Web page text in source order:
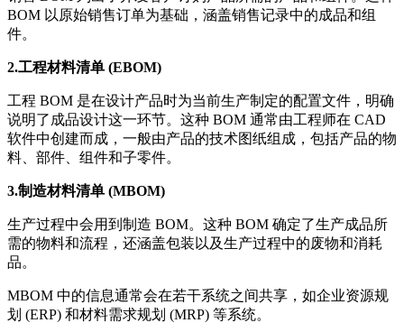
BOM 以原始销售订单为基础，涵盖销售记录中的成品和组
件。
2.工程材料清单 (EBOM)
工程 BOM 是在设计产品时为当前生产制定的配置文件，明确
说明了成品设计这一环节。这种 BOM 通常由工程师在 CAD
软件中创建而成，一般由产品的技术图纸组成，包括产品的物
料、部件、组件和子零件。
3.制造材料清单 (MBOM)
生产过程中会用到制造 BOM。这种 BOM 确定了生产成品所
需的物料和流程，还涵盖包装以及生产过程中的废物和消耗
品。
MBOM 中的信息通常会在若干系统之间共享，如企业资源规
划 (ERP) 和材料需求规划 (MRP) 等系统。